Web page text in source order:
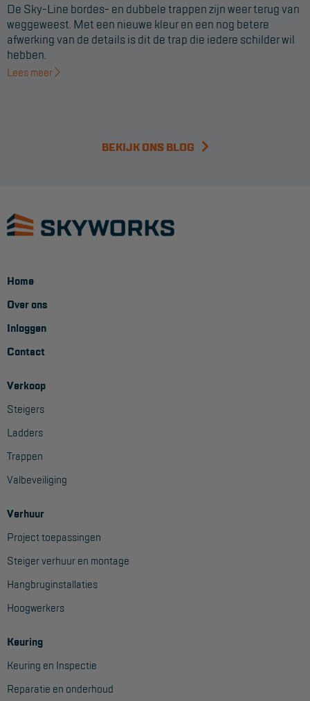
De Sky-Line bordes- en dubbele trappen zijn weer terug van
weggeweest. Met een nieuwe kleur en een nog betere
afwerking van de details is dit de trap die iedere schilder wil
hebben.
Lees meer
BEKIJK ONS BLOG
Home
Over ons
Inloggen
Contact
Verkoop
Steigers
Ladders
Trappen
Valbeveiliging
Verhuur
Project toepassingen
Steiger verhuur en montage
Hangbruginstallaties
Hoogwerkers
Keuring
Keuring en Inspectie
Reparatie en onderhoud